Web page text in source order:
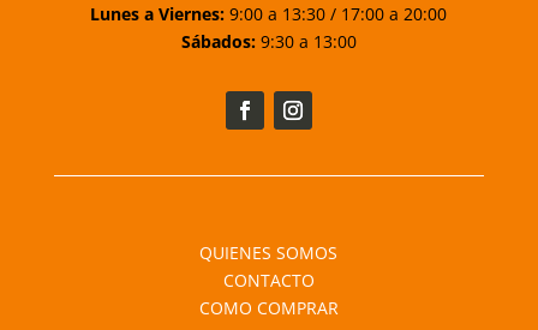
Lunes a Viernes: 9:00 a 13:30 / 17:00 a 20:00
Sábados:9:30 a 13:00
QUIENES SOMOS
CONTACTO
COMO COMPRAR